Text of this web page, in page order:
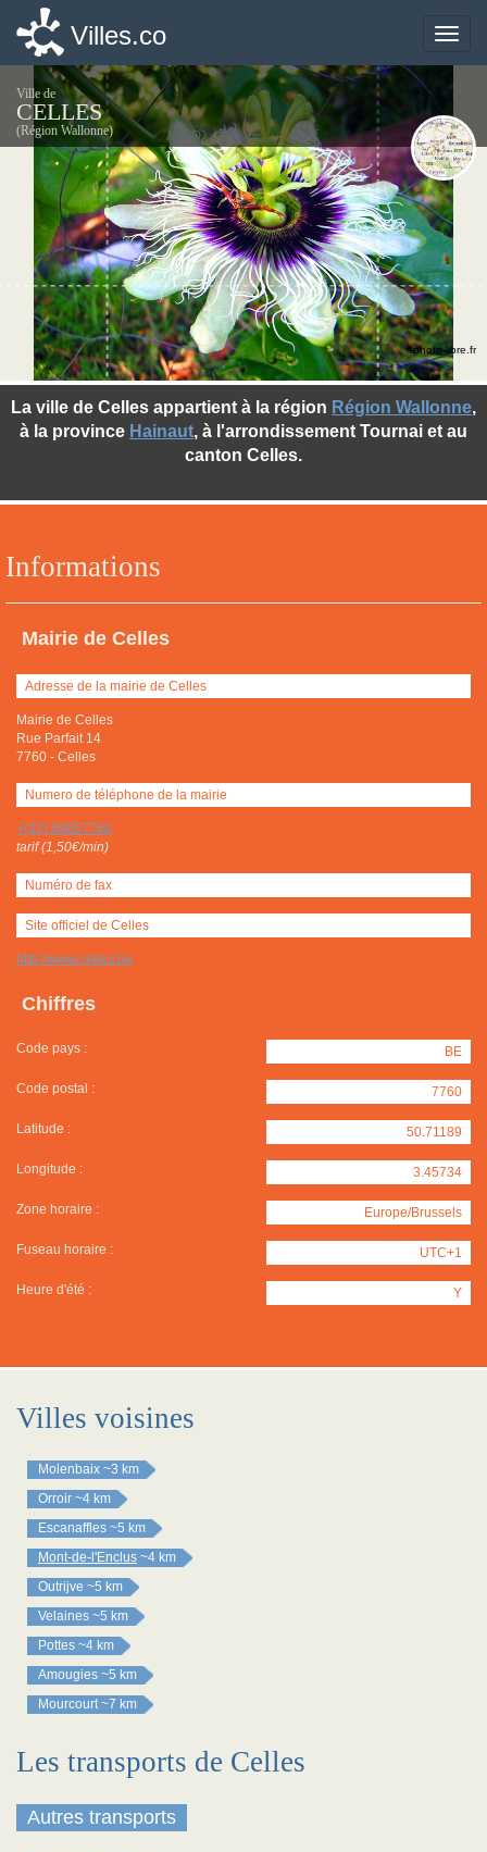
Toggle
Villes.co
Ville de
CELLES
(Région Wallonne)
Informations
Mairie de Celles
Adresse de la mairie de Celles
Mairie de Celles
Rue Parfait 14
7760 - Celles
Numero de téléphone de la mairie
+(32) 69857760
tarif (1,50€/min)
Numéro de fax
Site officiel de Celles
http://www.celles.be
Chiffres
Code pays : BE
Code postal : 7760
Latitude : 50.71189
Longitude : 3.45734
Zone horaire : Europe/Brussels
Fuseau horaire : UTC+1
Heure d'été : Y
La ville de Celles appartient à la région Région Wallonne,
à la province Hainaut, à l'arrondissement Tournai et au
canton Celles.
©photo-libre.fr
Villes voisines
Molenbaix ~3 km
Orroir ~4 km
Escanaffles ~5 km
Mont-de-l'Enclus ~4 km
Outrijve ~5 km
Velaines ~5 km
Pottes ~4 km
Amougies ~5 km
Mourcourt ~7 km
Les transports de Celles
Autres transports
Toggle
Villes.co